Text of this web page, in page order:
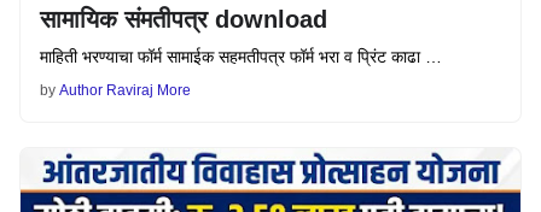
माहिती भरण्याचा फॉर्म सामाईक सहमतीपत्र फॉर्म भरा व प्रिंट काढा …
Author Raviraj More